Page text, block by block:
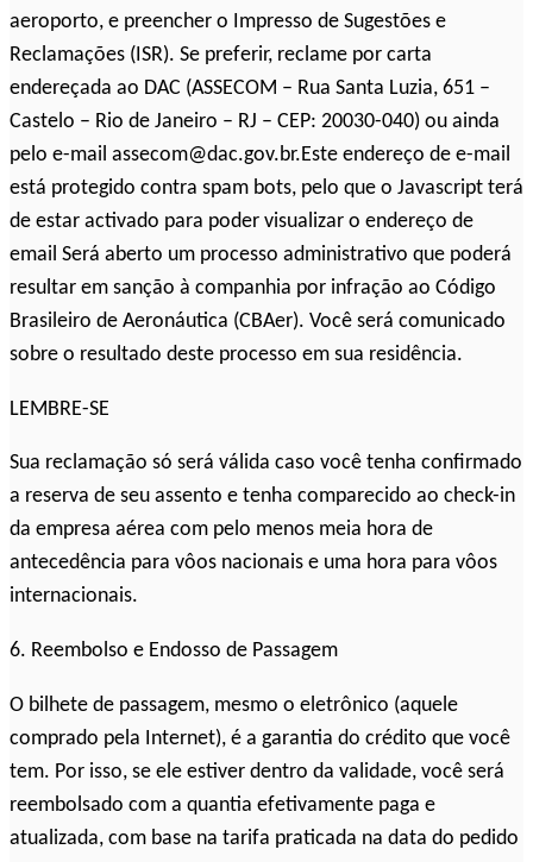
aeroporto, e preencher o Impresso de Sugestões e
Reclamações (ISR). Se preferir, reclame por carta
endereçada ao DAC (ASSECOM – Rua Santa Luzia, 651 –
Castelo – Rio de Janeiro – RJ – CEP: 20030-040) ou ainda
pelo e-mail assecom@dac.gov.br.Este endereço de e-mail
está protegido contra spam bots, pelo que o Javascript terá
de estar activado para poder visualizar o endereço de
email Será aberto um processo administrativo que poderá
resultar em sanção à companhia por infração ao Código
Brasileiro de Aeronáutica (CBAer). Você será comunicado
sobre o resultado deste processo em sua residência.
LEMBRE-SE
Sua reclamação só será válida caso você tenha confirmado
a reserva de seu assento e tenha comparecido ao check-in
da empresa aérea com pelo menos meia hora de
antecedência para vôos nacionais e uma hora para vôos
internacionais.
6. Reembolso e Endosso de Passagem
O bilhete de passagem, mesmo o eletrônico (aquele
comprado pela Internet), é a garantia do crédito que você
tem. Por isso, se ele estiver dentro da validade, você será
reembolsado com a quantia efetivamente paga e
atualizada, com base na tarifa praticada na data do pedido